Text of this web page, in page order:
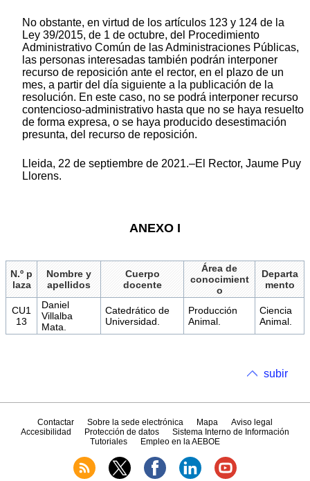
No obstante, en virtud de los artículos 123 y 124 de la
Ley 39/2015, de 1 de octubre, del Procedimiento
Administrativo Común de las Administraciones Públicas,
las personas interesadas también podrán interponer
recurso de reposición ante el rector, en el plazo de un
mes, a partir del día siguiente a la publicación de la
resolución. En este caso, no se podrá interponer recurso
contencioso-administrativo hasta que no se haya resuelto
de forma expresa, o se haya producido desestimación
presunta, del recurso de reposición.
Lleida, 22 de septiembre de 2021.–El Rector, Jaume Puy
Llorens.
ANEXO I
N.º p
laza
Nombre y
apellidos
Cuerpo
docente
Área de
conocimient
o
Departa
mento
CU1
13
Daniel
Villalba
Mata.
Catedrático de
Universidad.
Producción
Animal.
Ciencia
Animal.
subir
Contactar Sobre la sede electrónica Mapa
Aviso legal
Accesibilidad
Protección de datos
Sistema Interno de Información
Tutoriales
Empleo en la AEBOE